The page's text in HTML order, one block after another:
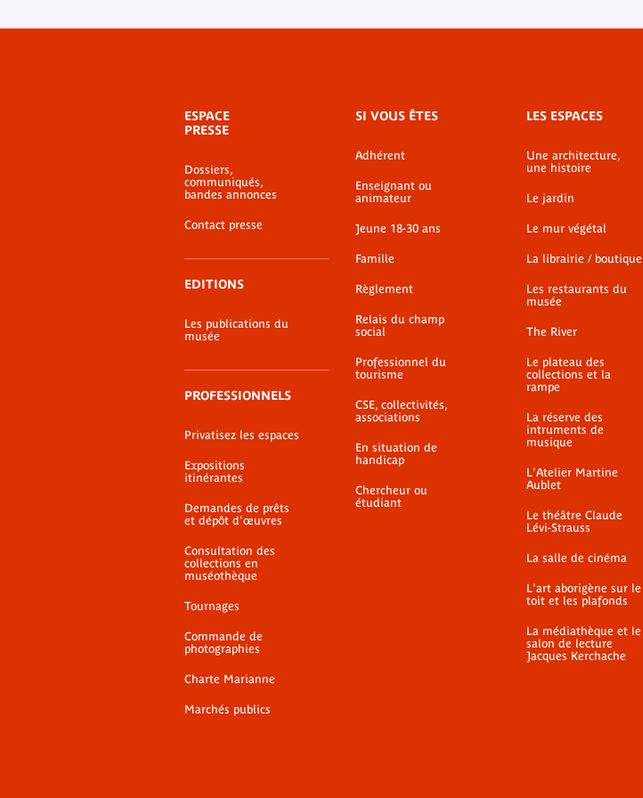
de
bas-
page
ESPACE
PRESSE
Dossiers,
communiqués,
bandes annonces
Contact presse
EDITIONS
Les publications du
musée
PROFESSIONNELS
Privatisez les espaces
Expositions
itinérantes
Demandes de prêts
et dépôt d'œuvres
Consultation des
collections en
muséothèque
Tournages
Commande de
photographies
Charte Marianne
Marchés publics
SI VOUS ÊTES
Adhérent
Enseignant ou
animateur
Jeune 18-30 ans
Famille
Règlement
Relais du champ
social
Professionnel du
tourisme
CSE, collectivités,
associations
En situation de
handicap
Chercheur ou
étudiant
LES ESPACES
Une architecture,
une histoire
Le jardin
Le mur végétal
La librairie / boutique
Les restaurants du
musée
The River
Le plateau des
collections et la
rampe
La réserve des
intruments de
musique
L'Atelier Martine
Aublet
Le théâtre Claude
Lévi-Strauss
La salle de cinéma
L'art aborigène sur le
toit et les plafonds
La médiathèque et le
salon de lecture
Jacques Kerchache